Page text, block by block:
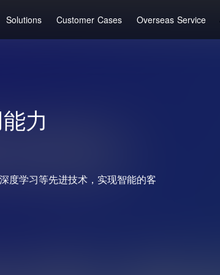
Solutions Customer Cases Overseas Service
力
度学习等先进技术，实现智能的客